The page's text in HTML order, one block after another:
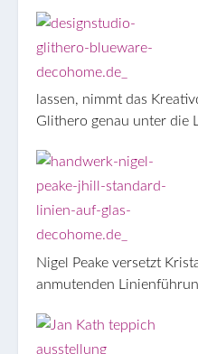
lassen, nimmt das
Glithero genau unter die
Nigel Peake versetzt
anmutenden